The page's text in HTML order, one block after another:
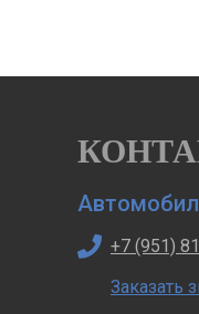
+7 (951)
Заказать